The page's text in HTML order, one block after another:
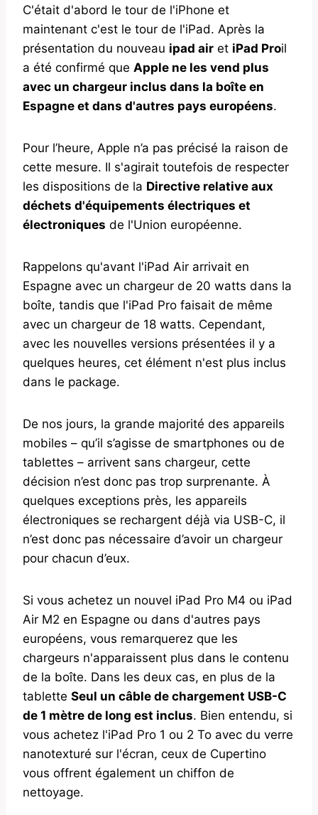
C'était d'abord le tour de l'iPhone et
maintenant c'est le tour de l'iPad. Après la
présentation du nouveau ipad air et iPad Proil
a été confirmé que Apple ne les vend plus
avec un chargeur inclus dans la boîte en
Espagne et dans d'autres pays européens.
Pour l’heure, Apple n’a pas précisé la raison de
cette mesure. Il s'agirait toutefois de respecter
les dispositions de la Directive relative aux
déchets d'équipements électriques et
électroniques de l'Union européenne.
Rappelons qu'avant l'iPad Air arrivait en
Espagne avec un chargeur de 20 watts dans la
boîte, tandis que l'iPad Pro faisait de même
avec un chargeur de 18 watts. Cependant,
avec les nouvelles versions présentées il y a
quelques heures, cet élément n'est plus inclus
dans le package.
De nos jours, la grande majorité des appareils
mobiles – qu’il s’agisse de smartphones ou de
tablettes – arrivent sans chargeur, cette
décision n’est donc pas trop surprenante. À
quelques exceptions près, les appareils
électroniques se rechargent déjà via USB-C, il
n’est donc pas nécessaire d’avoir un chargeur
pour chacun d’eux.
Si vous achetez un nouvel iPad Pro M4 ou iPad
Air M2 en Espagne ou dans d'autres pays
européens, vous remarquerez que les
chargeurs n'apparaissent plus dans le contenu
de la boîte. Dans les deux cas, en plus de la
tablette Seul un câble de chargement USB-C
de 1 mètre de long est inclus. Bien entendu, si
vous achetez l'iPad Pro 1 ou 2 To avec du verre
nanotexturé sur l'écran, ceux de Cupertino
vous offrent également un chiffon de
nettoyage.